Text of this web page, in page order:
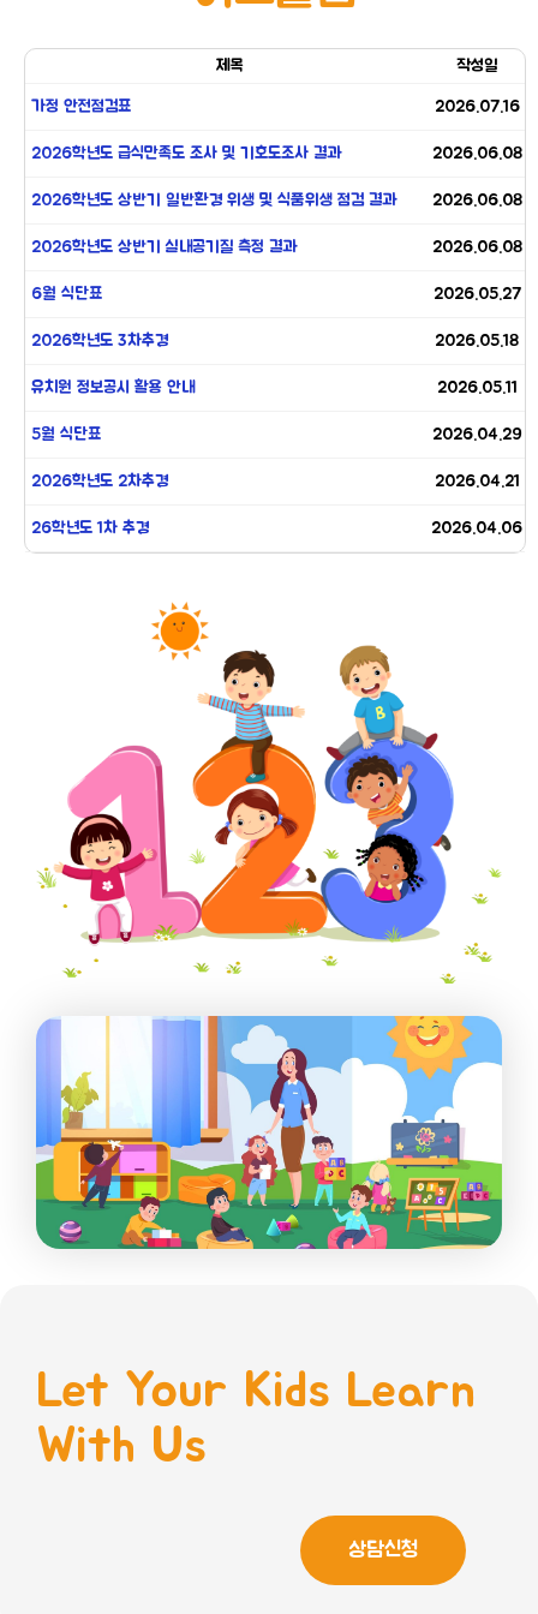
제목 작성일
가정 안전점검표 2026.07.16
2026학년도 급식만족도 조사 및 기호도조사 결과 2026.06.08
2026학년도 상반기 일반환경 위생 및 식품위생 점검 결과 2026.06.08
2026학년도 상반기 실내공기질 측정 결과 2026.06.08
6월 식단표 2026.05.27
2026학년도 3차추경 2026.05.18
유치원 정보공시 활용 안내 2026.05.11
5월 식단표 2026.04.29
2026학년도 2차추경 2026.04.21
26학년도 1차 추경 2026.04.06
Let Your Kids Learn
With Us
상담신청